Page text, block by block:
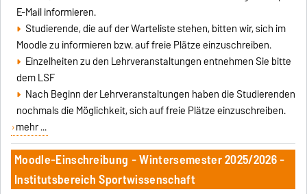
E-Mail informieren.
Studierende, die auf der Warteliste stehen, bitten wir, sich im
Moodle zu informieren bzw. auf freie Plätze einzuschreiben.
Einzelheiten zu den Lehrveranstaltungen entnehmen Sie bitte
dem LSF
Nach Beginn der Lehrveranstaltungen haben die Studierenden
nochmals die Möglichkeit, sich auf freie Plätze einzuschreiben.
mehr ...
Moodle-Einschreibung - Wintersemester 2025/2026 -
Institutsbereich Sportwissenschaft